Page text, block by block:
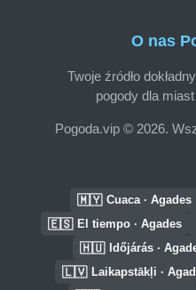
O nas
Twoje źródło
pogody dla
Pogoda.vip © 2026.
🇲🇾 Cuaca · Agades
🇪🇸 El tiempo · Agades
🇭🇺 Időjárás ·
🇱🇻 Laikapstākļi ·